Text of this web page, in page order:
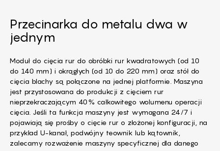
Przecinarka do metalu dwa w
jednym
Moduł do cięcia rur do obróbki rur kwadratowych (od 10
do 140 mm) i okrągłych (od 10 do 220 mm) oraz stół do
cięcia blachy są połączone na jednej platformie. Maszyna
jest przystosowana do produkcji z cięciem rur
nieprzekraczającym 40% całkowitego wolumenu operacji
cięcia. Jeśli ta funkcja maszyny jest wymagana 24/7 i
pojawiają się prośby o cięcie rur o złożonej konfiguracji, na
przykład U-kanał, podwójny teownik lub kątownik,
zalecamy rozważenie maszyny specyficznej dla danego